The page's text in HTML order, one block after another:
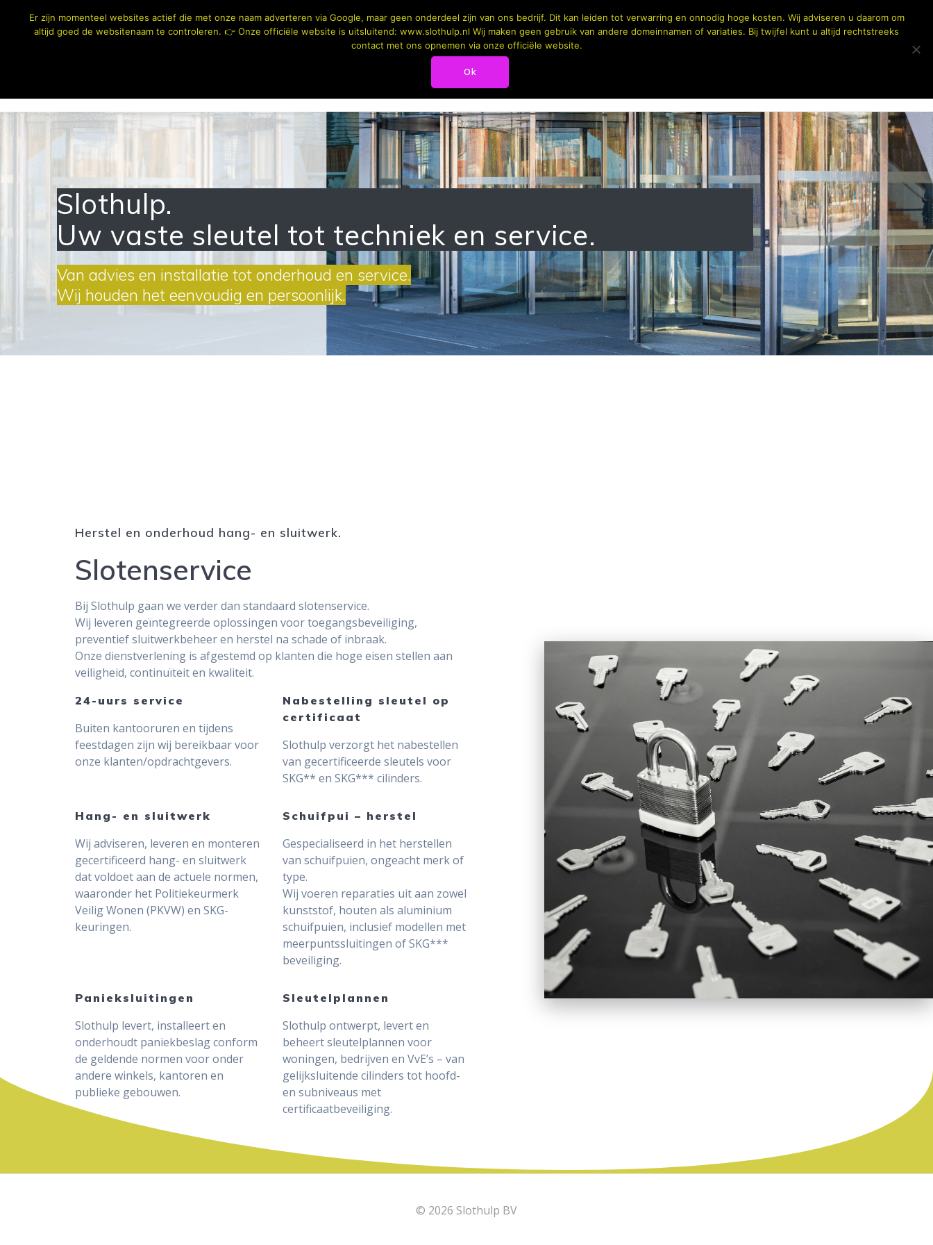
SLOTHULP BV- uw partner in technisch onderhoud en service
TOEGANGSCONTROLE AUTOMATISCHE DEURDRANGER
Slothulp.
Uw vaste sleutel tot techniek en service.
Van advies en installatie tot onderhoud en service.
Wij houden het eenvoudig en persoonlijk.
Herstel en onderhoud hang- en sluitwerk.
Slotenservice
Bij Slothulp gaan we verder dan standaard slotenservice.
Wij leveren geïntegreerde oplossingen voor toegangsbeveiliging,
preventief sluitwerkbeheer en herstel na schade of inbraak.
Onze dienstverlening is afgestemd op klanten die hoge eisen stellen aan
veiligheid, continuïteit en kwaliteit.
24-uurs service
Buiten kantooruren en tijdens
feestdagen zijn wij bereikbaar voor
onze klanten/opdrachtgevers.
Nabestelling sleutel op
certificaat
Slothulp verzorgt het nabestellen
van gecertificeerde sleutels voor
SKG** en SKG*** cilinders.
Hang- en sluitwerk
Wij adviseren, leveren en monteren
gecertificeerd hang- en sluitwerk
dat voldoet aan de actuele normen,
waaronder het Politiekeurmerk
Veilig Wonen (PKVW) en SKG-
keuringen.
Schuifpui – herstel
Gespecialiseerd in het herstellen
van schuifpuien, ongeacht merk of
type.
Wij voeren reparaties uit aan zowel
kunststof, houten als aluminium
schuifpuien, inclusief modellen met
meerpuntssluitingen of SKG***
beveiliging.
Panieksluitingen
Slothulp levert, installeert en
onderhoudt paniekbeslag conform
de geldende normen voor onder
andere winkels, kantoren en
publieke gebouwen.
Sleutelplannen
Slothulp ontwerpt, levert en
beheert sleutelplannen voor
woningen, bedrijven en VvE’s – van
gelijksluitende cilinders tot hoofd-
en subniveaus met
certificaatbeveiliging.
© 2026 Slothulp BV
Er zijn momenteel websites actief die met onze naam adverteren via Google, maar geen onderdeel zijn van ons bedrijf. Dit kan leiden tot verwarring en onnodig hoge kosten. Wij adviseren u daarom om
altijd goed de websitenaam te controleren. 👉 Onze officiële website is uitsluitend: www.slothulp.nl Wij maken geen gebruik van andere domeinnamen of variaties. Bij twijfel kunt u altijd rechtstreeks
contact met ons opnemen via onze officiële website.
Ok